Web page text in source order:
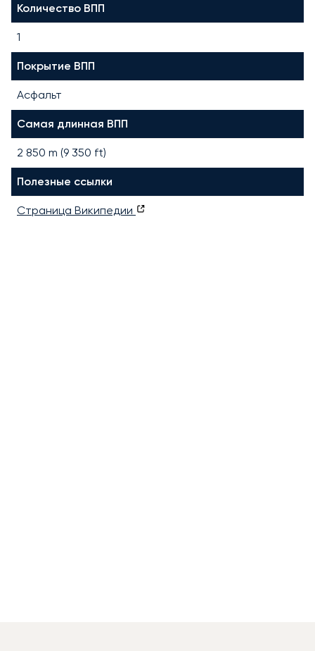
Количество ВПП
1
Покрытие ВПП
Асфальт
Самая длинная ВПП
2 850 m (9 350 ft)
Полезные ссылки
Страница Википедии